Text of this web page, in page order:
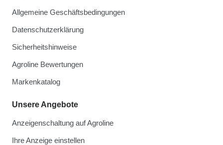
Allgemeine Geschäftsbedingungen
Datenschutzerklärung
Sicherheitshinweise
Agroline Bewertungen
Markenkatalog
Unsere Angebote
Anzeigenschaltung auf Agroline
Ihre Anzeige einstellen